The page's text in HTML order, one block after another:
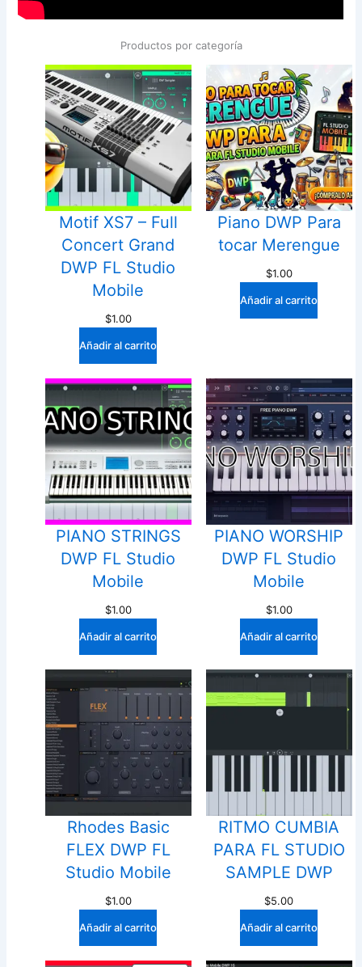
Productos por categoría
Motif XS7 – Full
Concert Grand
DWP FL Studio
Mobile
$1.00
Añadir al carrito
Piano DWP Para
tocar Merengue
$1.00
Añadir al carrito
PIANO STRINGS
DWP FL Studio
Mobile
$1.00
Añadir al carrito
PIANO WORSHIP
DWP FL Studio
Mobile
$1.00
Añadir al carrito
Rhodes Basic
FLEX DWP FL
Studio Mobile
$1.00
Añadir al carrito
RITMO CUMBIA
PARA FL STUDIO
SAMPLE DWP
$5.00
Añadir al carrito